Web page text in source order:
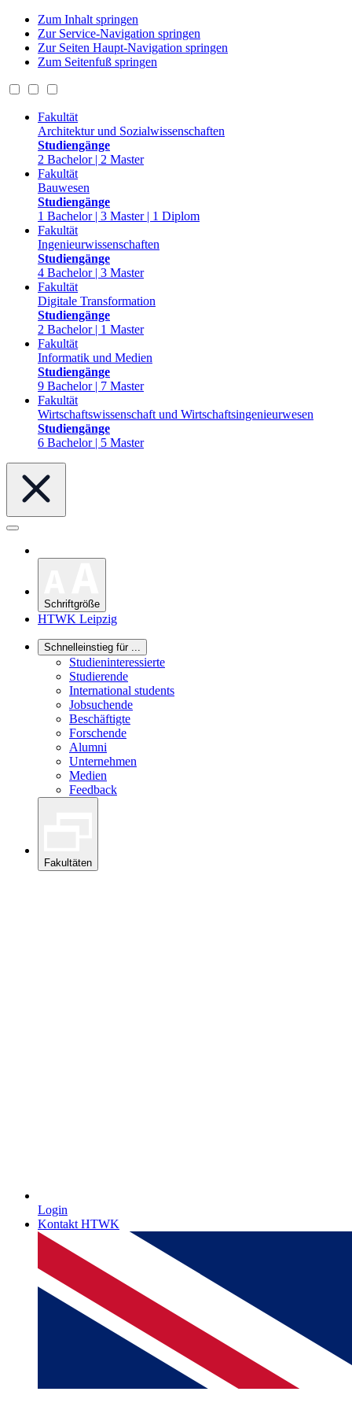
Zum Inhalt springen
Zur Service-Navigation springen
Zur Seiten Haupt-Navigation springen
Zum Seitenfuß springen
Fakultät
Architektur und Sozialwissenschaften
Studiengänge
2 Bachelor | 2 Master
Fakultät
Bauwesen
Studiengänge
1 Bachelor | 3 Master | 1 Diplom
Fakultät
Ingenieurwissenschaften
Studiengänge
4 Bachelor | 3 Master
Fakultät
Digitale Transformation
Studiengänge
2 Bachelor | 1 Master
Fakultät
Informatik und Medien
Studiengänge
9 Bachelor | 7 Master
Fakultät
Wirtschaftswissenschaft und Wirtschaftsingenieurwesen
Studiengänge
6 Bachelor | 5 Master
Schriftgröße
HTWK Leipzig
Schnelleinstieg für ...
Studieninteressierte
Studierende
International students
Jobsuchende
Beschäftigte
Forschende
Alumni
Unternehmen
Medien
Feedback
Fakultäten
Login
Kontakt HTWK